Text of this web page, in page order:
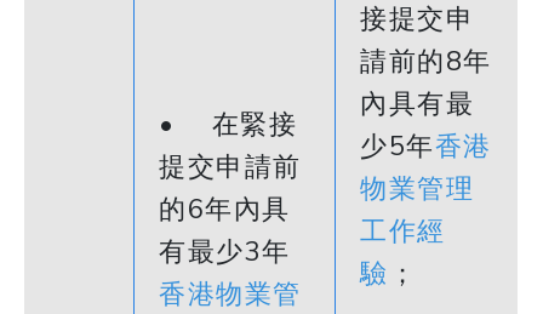
• 在緊接
提交申請前
的6年內具
有最少3年
香港物業管
接提交申
請前的8年
內具有最
少5年香港
物業管理
工作經
驗 ；